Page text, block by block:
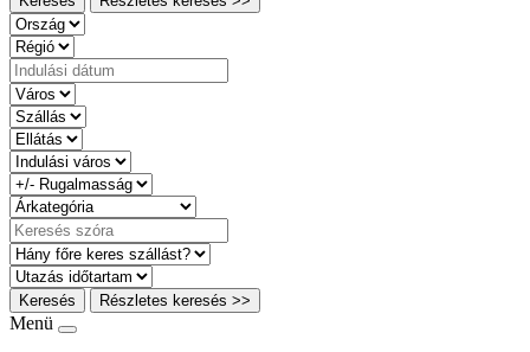
Keresés Részletes keresés >>
Menü